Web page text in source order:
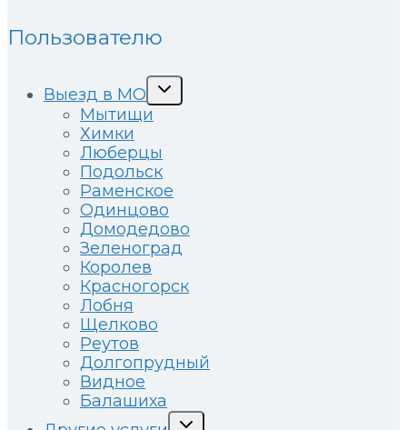
Пользователю
Выезд в МО
Развернуть
Мытищи
Химки
Люберцы
Подольск
Раменское
Одинцово
Домодедово
Зеленоград
Королев
Красногорск
Лобня
Щелково
Реутов
Долгопрудный
Видное
Балашиха
Развернуть